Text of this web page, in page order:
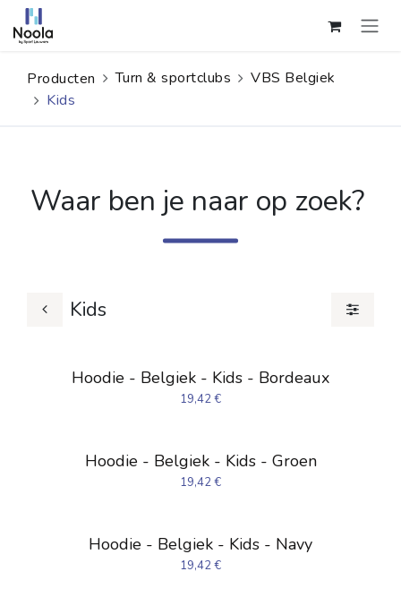
Overslaan naar inhoud
Producten Turn & sportclubs
VBS Belgiek
Kids
Waar ben je naar op zoek?
Kids
Hoodie - Belgiek - Kids - Bordeaux
19,42€
Hoodie - Belgiek - Kids - Groen
19,42€
Hoodie - Belgiek - Kids - Navy
19,42€